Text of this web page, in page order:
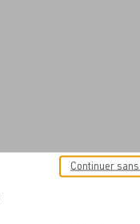
Continuer